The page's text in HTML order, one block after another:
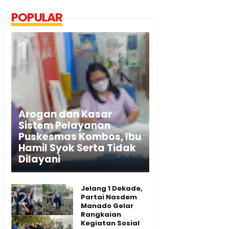
POPULAR
Arogan dan Kasar
Sistem Pelayanan
Puskesmas Kombos, Ibu
Hamil Syok Serta Tidak
Dilayani
Jelang 1 Dekade,
Partai Nasdem
Manado Gelar
Rangkaian
Kegiatan Sosial